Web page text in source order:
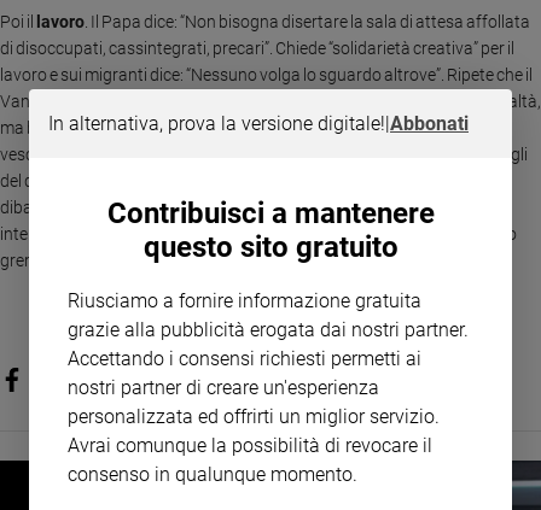
Policy
Chi
siamo
Registrati
Redazione
Poi il lavoro . Il Papa dice: “Non bisogna disertare la sala di attesa affollata
di disoccupati, cassintegrati, precari”. Chiede “solidarietà creativa” per il
lavoro e sui migranti dice: “Nessuno volga lo sguardo altrove”. Ripete che il
Vangelo si diffonde “per attrazione” e che non basta comprendere la realtà,
ma bisogna “trovare le strade del governarla”. Dopo avere chiesto ai
vescovi di pregare per il suo prossimo viaggio in Terra Santa rimette i fogli
del discorso in una cartellina arancione e si appresa a partecipare al
dibattito. Il Segretario generale della Cei annuncia che tutti possono
intervenire con interventi di due minuti. L’assemblea, nell'Aula del Sinodo
gremita, prosegue a porte chiuse.
In alternativa, prova la versione digitale!|Abbonati
Contribuisci a mantenere
questo sito gratuito
Riusciamo a fornire informazione gratuita
grazie alla pubblicità erogata dai nostri partner.
Accettando i consensi richiesti permetti ai
nostri partner di creare un'esperienza
personalizzata ed offrirti un miglior servizio.
Avrai comunque la possibilità di revocare il
consenso in qualunque momento.